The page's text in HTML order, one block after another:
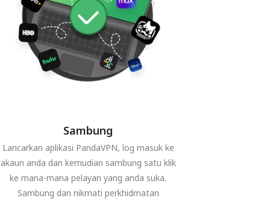
Sambung
Lancarkan aplikasi PandaVPN, log masuk ke
akaun anda dan kemudian sambung satu klik
ke mana-mana pelayan yang anda suka.
Sambung dan nikmati perkhidmatan